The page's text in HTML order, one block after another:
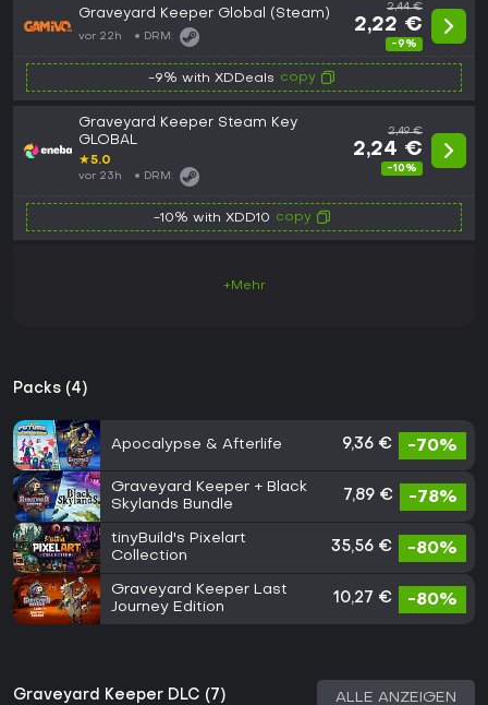
Graveyard Keeper Global (Steam)
vor 22h DRM:
2,44 €
2,22 €
-9%
-9% with XDDeals copy
Graveyard Keeper Steam Key
GLOBAL
★5.0
vor 23h DRM:
2,49 €
2,24 €
-10%
-10% with XDD10 copy
+Mehr
Packs (4)
Apocalypse & Afterlife 9,36 € -70%
Graveyard Keeper + Black
Skylands Bundle
7,89 € -78%
tinyBuild's Pixelart
Collection
35,56 € -80%
Graveyard Keeper Last
Journey Edition
10,27 € -80%
Graveyard Keeper DLC (7) ALLE ANZEIGEN